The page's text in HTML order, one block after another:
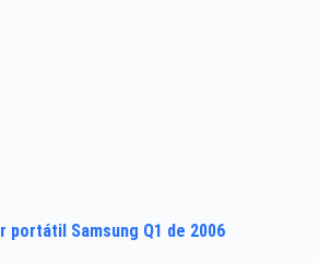
portátil Samsung Q1 de 2006